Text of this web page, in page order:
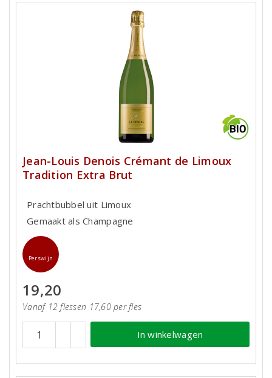
Jean-Louis Denois Crémant de Limoux
Tradition Extra Brut
Prachtbubbel uit Limoux
Gemaakt als Champagne
Perswijn
19,20
Vanaf 12 flessen 17,60 per fles
In winkelwagen